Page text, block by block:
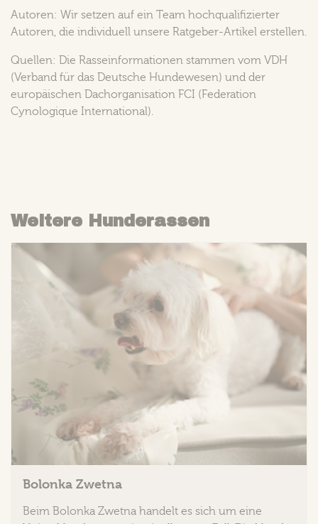
Autoren: Wir setzen auf ein Team hochqualifizierter
Autoren, die individuell unsere Ratgeber-Artikel erstellen.
Quellen: Die Rasseinformationen stammen vom VDH
(Verband für das Deutsche Hundewesen) und der
europäischen Dachorganisation FCI (Federation
Cynologique International).
Weitere Hunderassen
Bolonka Zwetna
Beim Bolonka Zwetna handelt es sich um eine